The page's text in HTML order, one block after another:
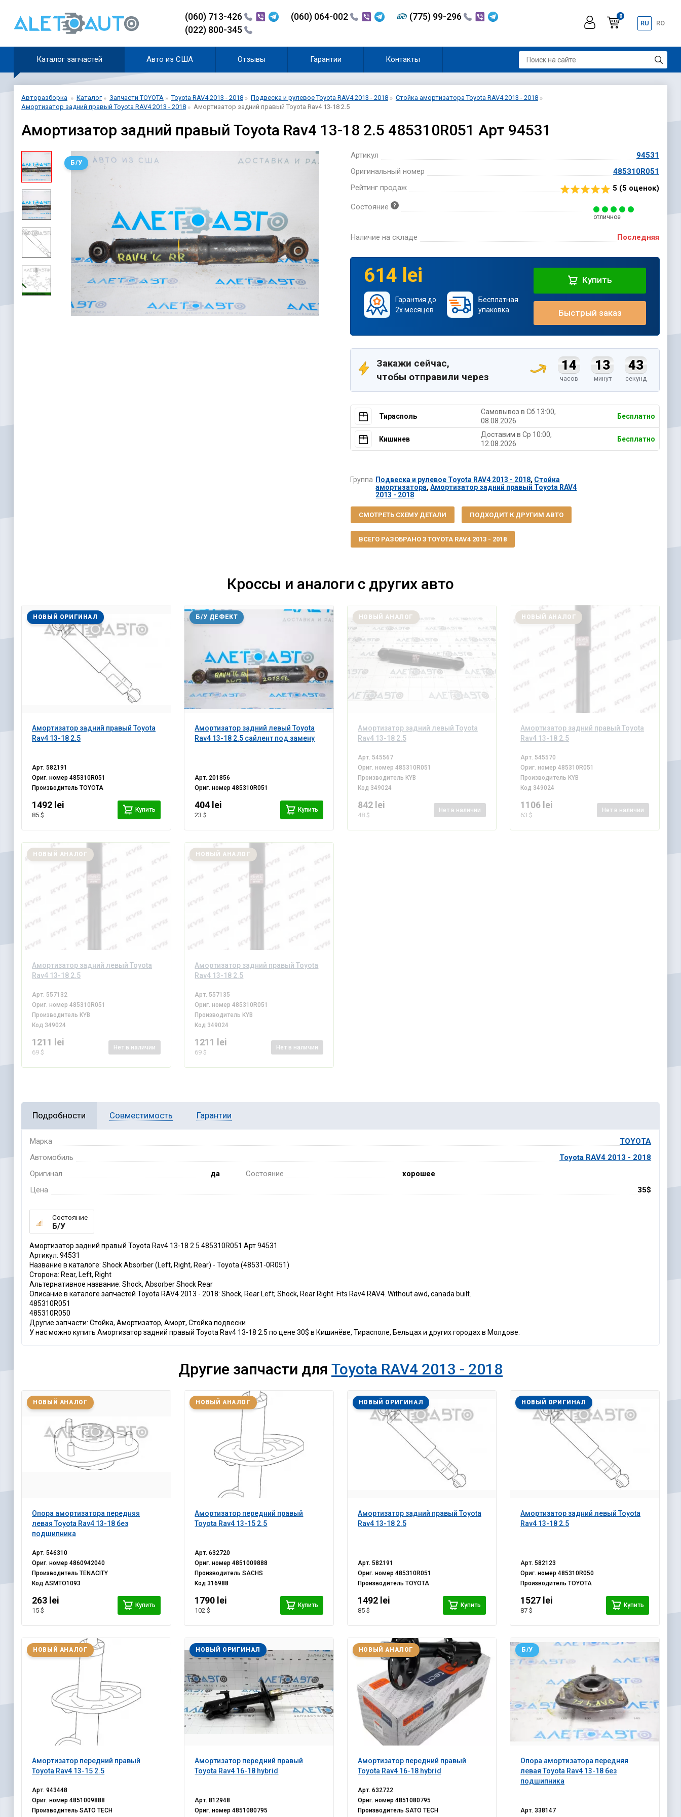
(060) 713-426 (060) 064-002
(775) 99-296
(022) 800-345
0
RU RO
Каталог запчастей Авто из США Отзывы Гарантии Контакты
Авторазборка Каталог Запчасти TOYOTA Toyota RAV4 2013 - 2018 Подвеска и рулевое Toyota RAV4 2013 - 2018
Стойка амортизатора Toyota RAV4 2013 - 2018
Амортизатор задний правый Toyota RAV4 2013 - 2018
Амортизатор задний правый Toyota Rav4 13-18 2.5
Амортизатор задний правый Toyota Rav4 13-18 2.5 485310R051 Арт 94531
Б/У
Артикул
94531
Оригинальный номер
485310R051
Рейтинг продаж
5 (5 оценок)
Состояние
отличное
Наличие на складе Последняя
614 lei
Гарантия до
2х месяцев
Бесплатная
упаковка
Купить
Быстрый заказ
Закажи сейчас,
чтобы отправили через
14
часов
13
минут
42
секунд
Тирасполь
Самовывоз в Cб 13:00,
08.08.2026
Бесплатно
Кишинев
Доставим в Ср 10:00,
12.08.2026
Бесплатно
Группа Подвеска и рулевое Toyota RAV4 2013 - 2018, Стойка
амортизатора,Амортизатор задний правый Toyota RAV4
2013 - 2018
СМОТРЕТЬ СХЕМУ ДЕТАЛИ ПОДХОДИТ К ДРУГИМ АВТО
ВСЕГО РАЗОБРАНО 3 TOYOTA RAV4 2013 - 2018
Кроссы и аналоги с других авто
Амортизатор задний правый Toyota
Rav4 13-18 2.5
НОВЫЙ ОРИГИНАЛ
Арт.582191
Ориг. номер485310R051
ПроизводительTOYOTA
1492 lei
85 $
Купить
Амортизатор задний левый Toyota
Rav4 13-18 2.5 сайлент под замену
Б/У ДЕФЕКТ
Арт. 201856
Ориг. номер485310R051
404 lei
23 $
Купить
Амортизатор задний левый Toyota
Rav4 13-18 2.5
НОВЫЙ АНАЛОГ
Арт. 545567
Ориг. номер 485310R051
Производитель KYB
Код 349024
842 lei
48 $
Нет в наличии
Амортизатор задний правый Toyota
Rav4 13-18 2.5
НОВЫЙ АНАЛОГ
Арт. 545570
Ориг. номер485310R051
Производитель KYB
Код 349024
1106 lei
63 $
Нет в наличии
Амортизатор задний левый Toyota
Rav4 13-18 2.5
НОВЫЙ АНАЛОГ
Арт. 557132
Ориг. номер485310R051
Производитель KYB
Код 349024
1211 lei
69 $
Нет в наличии
Амортизатор задний правый Toyota
Rav4 13-18 2.5
НОВЫЙ АНАЛОГ
Арт. 557135
Ориг. номер485310R051
Производитель KYB
Код 349024
1211 lei
69 $
Нет в наличии
Подробности Совместимость Гарантии
Марка
TOYOTA
Автомобиль
Toyota RAV4 2013 - 2018
Оригинал
да Состояние
хорошее
Цена
35$
Состояние
Б/У
Амортизатор задний правый Toyota Rav4 13-18 2.5 485310R051 Арт 94531
Артикул: 94531
Название в каталоге: Shock Absorber (Left, Right, Rear) - Toyota (48531-0R051)
Сторона: Rear, Left, Right
Альтернативное название: Shock, Absorber Shock Rear
Описание в каталоге запчастей Toyota RAV4 2013 - 2018: Shock, Rear Left; Shock, Rear Right. Fits Rav4 RAV4. Without awd, canada built.
485310R051
485310R050
Другие запчасти: Стойка, Амортизатор, Аморт, Стойка подвески
У нас можно купить Амортизатор задний правый Toyota Rav4 13-18 2.5 по цене 30$ в Кишинёве, Тирасполе, Бельцах и других городах в Молдове.
Другие запчасти для Toyota RAV4 2013 - 2018
Опора амортизатора передняя
левая Toyota Rav4 13-18 без
подшипника
НОВЫЙ АНАЛОГ
Арт.546310
Ориг. номер4860942040
ПроизводительTENACITY
КодASMTO1093
263 lei
15 $
Купить
Амортизатор передний правый
Toyota Rav4 13-15 2.5
НОВЫЙ АНАЛОГ
Арт.632720
Ориг. номер4851009888
ПроизводительSACHS
Код316988
1790 lei
102 $
Купить
Амортизатор задний правый Toyota
Rav4 13-18 2.5
НОВЫЙ ОРИГИНАЛ
Арт. 582191
Ориг. номер 485310R051
Производитель TOYOTA
1492 lei
85 $
Купить
Амортизатор задний левый Toyota
Rav4 13-18 2.5
НОВЫЙ ОРИГИНАЛ
Арт.582123
Ориг. номер485310R050
ПроизводительTOYOTA
1527 lei
87 $
Купить
Амортизатор передний правый
Toyota Rav4 13-15 2.5
НОВЫЙ АНАЛОГ
Арт.943448
Ориг. номер4851009888
ПроизводительSATO TECH
Амортизатор передний правый
Toyota Rav4 16-18 hybrid
НОВЫЙ ОРИГИНАЛ
Арт.812948
Ориг. номер4851080795
Амортизатор передний правый
Toyota Rav4 16-18 hybrid
НОВЫЙ АНАЛОГ
Арт. 632722
Ориг. номер 4851080795
Производитель SATO TECH
Опора амортизатора передняя
левая Toyota Rav4 13-18 без
подшипника
Б/У
Арт.338147